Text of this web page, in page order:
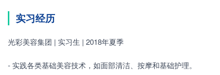
实习经历
光彩美容集团 | 实习生 | 2018年夏季
- 实践各类基础美容技术，如面部清洁、按摩和基础护理。